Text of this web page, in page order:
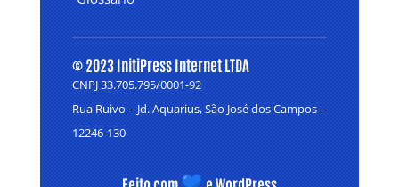
© 2023 InitiPress Internet LTDA
CNPJ 33.705.795/0001-92
Rua Ruivo – Jd. Aquarius, São José dos Campos –
12246-130
Feito com e WordPress